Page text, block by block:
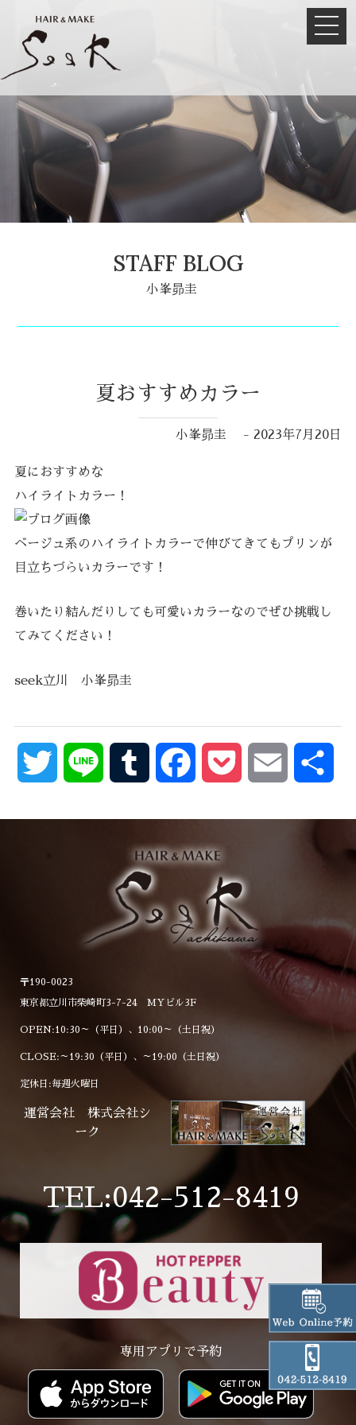
STAFF BLOG
小峯昴圭
夏おすすめカラー
小峯昴圭 - 2023年7月20日
夏におすすめな
ハイライトカラー！
ベージュ系のハイライトカラーで伸びてきてもプリンが
目立ちづらいカラーです！
巻いたり結んだりしても可愛いカラーなのでぜひ挑戦し
てみてください！
seek立川 小峯昴圭
Twitter Line Tumblr FacebookPocket Email
〒190-0023
東京都立川市柴崎町3-7-24 MYビル3F
OPEN:10:30～（平日）、10:00～（土日祝）
CLOSE:～19:30（平日）、～19:00（土日祝）
定休日:毎週火曜日
運営会社 株式会社シ
ーク
TEL:042-512-8419
専用アプリで予約